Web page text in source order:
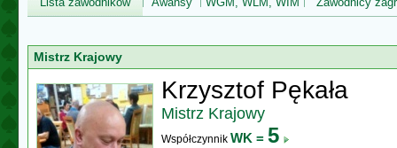
Mistrz Krajowy
Krzysztof Pękała
Mistrz Krajowy
Współczynnik WK = 5